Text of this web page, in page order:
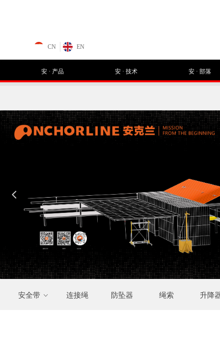
安 · 产品 安 · 技术 安 · 部落
CN EN
넳
ꀁ
安全带 连接绳 防坠器 绳索 升降